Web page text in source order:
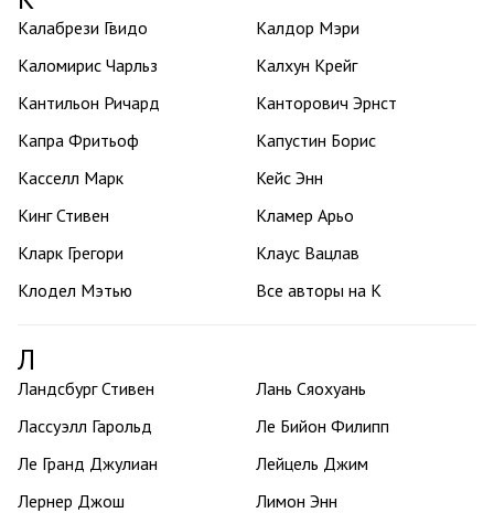
Калабрези Гвидо
Калдор Мэри
Каломирис Чарльз
Калхун Крейг
Кантильон Ричард
Канторович Эрнст
Капра Фритьоф
Капустин Борис
Касселл Марк
Кейс Энн
Кинг Стивен
Кламер Арьо
Кларк Грегори
Клаус Вацлав
Клодел Мэтью
Все авторы на К
Л
Ландсбург Стивен
Лань Сяохуань
Лассуэлл Гарольд
Ле Бийон Филипп
Ле Гранд Джулиан
Лейцель Джим
Лернер Джош
Лимон Энн